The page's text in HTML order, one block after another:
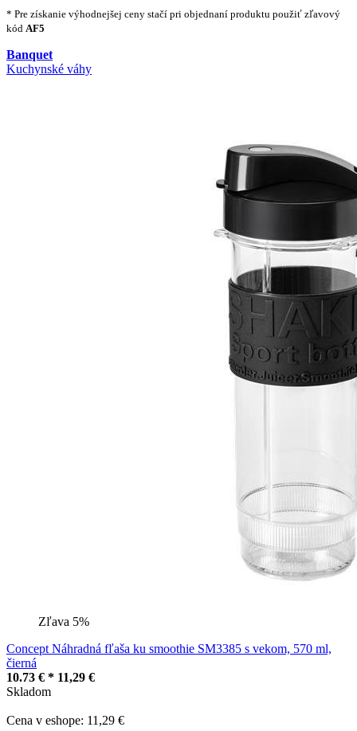
* Pre získanie výhodnejšej ceny stačí pri objednaní produktu použiť zľavový
kód AF5
Banquet
Kuchynské váhy
Zľava 5%
Concept Náhradná fľaša ku smoothie SM3385 s vekom, 570 ml,
čierná
10.73 € * 11,29 €
Skladom
Cena v eshope: 11,29 €